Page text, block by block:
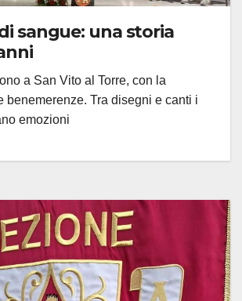
sangue: una storia
a San Vito al Torre, con la
benemerenze. Tra disegni e canti i
emozioni